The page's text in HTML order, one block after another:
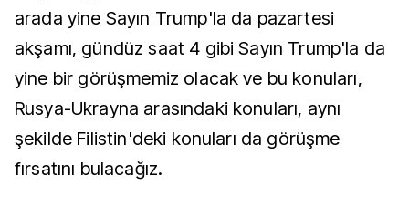
arada yine Sayın Trump'la da pazartesi
akşamı, gündüz saat 4 gibi Sayın Trump'la da
yine bir görüşmemiz olacak ve bu konuları,
Rusya-Ukrayna arasındaki konuları, aynı
şekilde Filistin'deki konuları da görüşme
fırsatını bulacağız.